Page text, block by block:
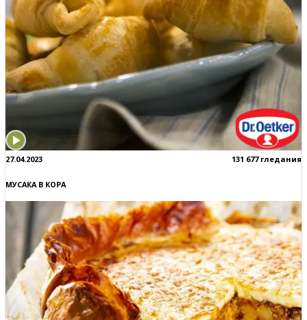
27.04.2023 131 677 гледания
МУСАКА В КОРА